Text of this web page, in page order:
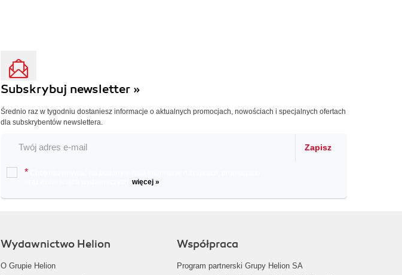
Subskrybuj newsletter »
Średnio raz w tygodniu dostaniesz informacje o aktualnych promocjach, nowościach i specjalnych ofertach
dla subskrybentów newslettera.
Zapisz
*
więcej »
Wydawnictwo Helion
O Grupie Helion
Współpraca
Program partnerski Grupy Helion SA